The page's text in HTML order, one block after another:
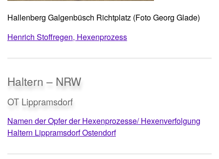
Hallenberg Galgenbüsch Richtplatz (Foto Georg Glade)
Henrich Stoffregen, Hexenprozess
Haltern – NRW
OT Lippramsdorf
Namen der Opfer der Hexenprozesse/ Hexenverfolgung
Haltern Lippramsdorf Ostendorf